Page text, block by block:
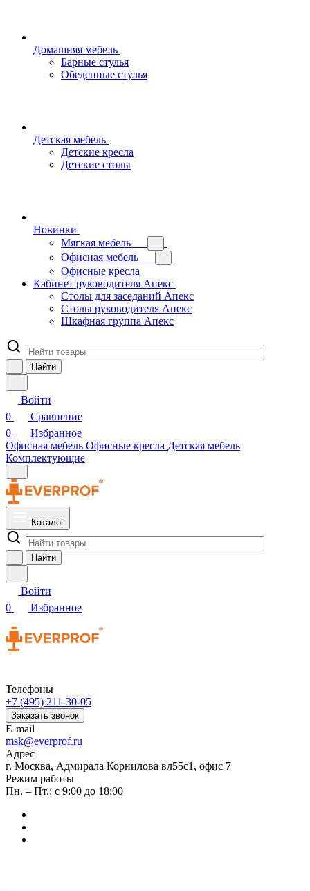
Домашняя мебель
Барные стулья
Обеденные стулья
Детская мебель
Детские кресла
Детские столы
Новинки
Мягкая мебель
Офисная мебель
Офисные кресла
Кабинет руководителя Апекс
Столы для заседаний Апекс
Столы руководителя Апекс
Шкафная группа Апекс
Найти
Войти
0
Сравнение
0
Избранное
Офисная мебель Офисные кресла Детская мебель
Комплектующие
Каталог
Найти
Войти
0
Избранное
Телефоны
+7 (495) 211-30-05
Заказать звонок
E-mail
msk@everprof.ru
Адрес
г. Москва, Адмирала Корнилова вл55с1, офис 7
Режим работы
Пн. – Пт.: с 9:00 до 18:00